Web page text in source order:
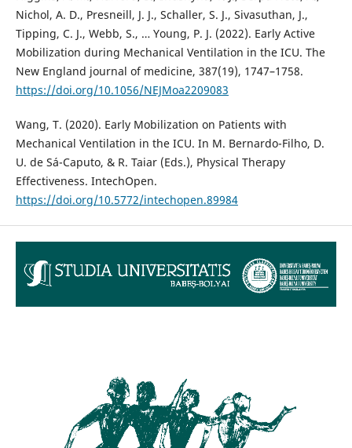
Nichol, A. D., Presneill, J. J., Schaller, S. J., Sivasuthan, J.,
Tipping, C. J., Webb, S., … Young, P. J. (2022). Early Active
Mobilization during Mechanical Ventilation in the ICU. The
New England journal of medicine, 387(19), 1747–1758.
https://doi.org/10.1056/NEJMoa2209083
Wang, T. (2020). Early Mobilization on Patients with
Mechanical Ventilation in the ICU. In M. Bernardo-Filho, D.
U. de Sá-Caputo, & R. Taiar (Eds.), Physical Therapy
Effectiveness. IntechOpen.
https://doi.org/10.5772/intechopen.89984